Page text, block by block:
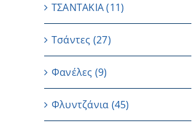
ΠΡΟΣΘΗΚΗ ΣΤΟ ΚΑΛΑΘΙ
ΤΣΑΝΤΑΚΙΑ (11)
Τσάντες (27)
Φανέλες (9)
Φλυντζάνια (45)